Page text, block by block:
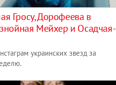
Гросу, Дорофеева в
знойная Мейхер и Осадчая-
украинских звезд за